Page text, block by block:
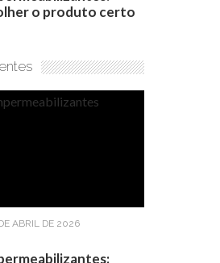
o produto certo
ABRIL DE 2026